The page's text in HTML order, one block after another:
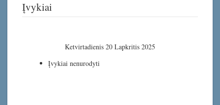
Įvykiai
Ketvirtadienis 20 Lapkritis 2025
Įvykiai nenurodyti